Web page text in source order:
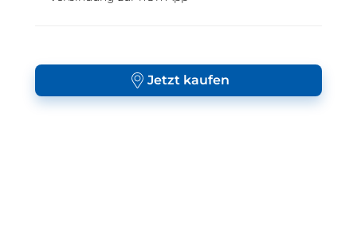
Jetzt kaufen